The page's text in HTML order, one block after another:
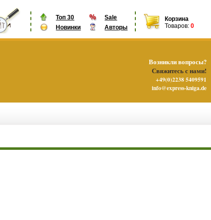
Топ 30
Sale
Новинки
Авторы
Корзина
Товаров: 0
Возникли вопросы?
Свяжитесь с нами!
+49(0)2238 5409591
info@express-kniga.de